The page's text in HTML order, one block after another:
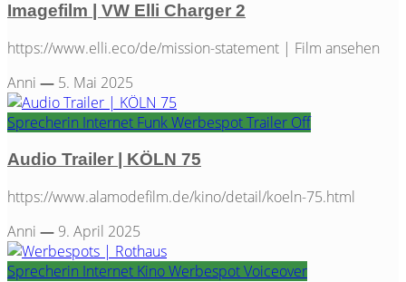
Imagefilm | VW Elli Charger 2
https://www.elli.eco/de/mission-statement | Film ansehen
Anni — 5. Mai 2025
Sprecherin Internet FunkWerbespotTrailer Off
Audio Trailer | KÖLN 75
https://www.alamodefilm.de/kino/detail/koeln-75.html
Anni — 9. April 2025
Sprecherin Internet KinoWerbespotVoiceover